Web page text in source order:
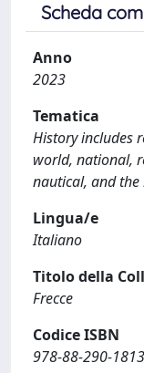
Scheda
Anno
2023
Tematica
History includes
world, national,
nautical, and the
Lingua/e
Italiano
Titolo della
Frecce
Codice ISBN
978-88-290-